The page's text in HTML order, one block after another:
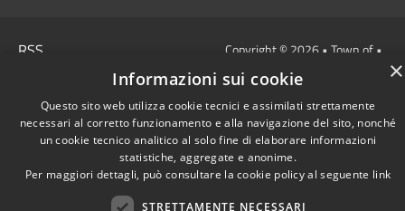
RSS
Cookie
Sitemap
Copyright © 2026 • Town of •
Powered byMunicipium ×
Informazioni sui cookie
Questo sito web utilizza cookie tecnici e assimilati strettamente
necessari al corretto funzionamento e alla navigazione del sito, nonché
un cookie tecnico analitico al solo fine di elaborare informazioni
statistiche, aggregate e anonime.
Per maggiori dettagli, può consultare la cookie policy al seguente link
STRETTAMENTE NECESSARI